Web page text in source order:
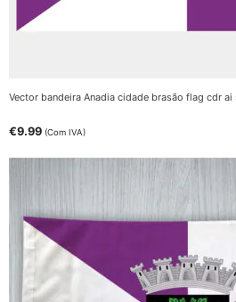
Vector bandeira Anadia cidade brasão flag cdr
€9.99 (Com IVA)